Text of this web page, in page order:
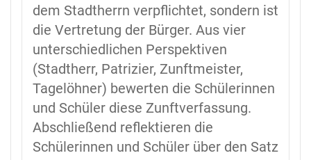
dem Stadtherrn verpflichtet, sondern ist
die Vertretung der Bürger. Aus vier
unterschiedlichen Perspektiven
(Stadtherr, Patrizier, Zunftmeister,
Tagelöhner) bewerten die Schülerinnen
und Schüler diese Zunftverfassung.
Abschließend reflektieren die
Schülerinnen und Schüler über den Satz